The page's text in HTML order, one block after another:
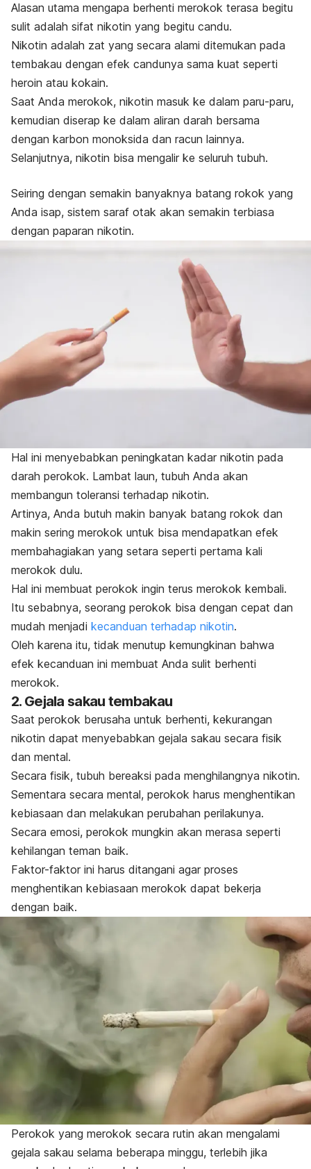
Alasan utama mengapa berhenti merokok terasa begitu
sulit adalah sifat nikotin yang begitu candu.
Nikotin adalah zat yang secara alami ditemukan pada
tembakau dengan efek candunya sama kuat seperti
heroin atau kokain.
Saat Anda merokok, nikotin masuk ke dalam paru-paru,
kemudian diserap ke dalam aliran darah bersama
dengan karbon monoksida dan racun lainnya.
Selanjutnya, nikotin bisa mengalir ke seluruh tubuh.
Seiring dengan semakin banyaknya batang rokok yang
Anda isap, sistem saraf otak akan semakin terbiasa
dengan paparan nikotin.
Hal ini menyebabkan peningkatan kadar nikotin pada
darah perokok. Lambat laun, tubuh Anda akan
membangun toleransi terhadap nikotin.
Artinya, Anda butuh makin banyak batang rokok dan
makin sering merokok untuk bisa mendapatkan efek
membahagiakan yang setara seperti pertama kali
merokok dulu.
Hal ini membuat perokok ingin terus merokok kembali.
Itu sebabnya, seorang perokok bisa dengan cepat dan
mudah menjadi kecanduan terhadap nikotin.
Oleh karena itu, tidak menutup kemungkinan bahwa
efek kecanduan ini membuat Anda sulit berhenti
merokok.
2. Gejala sakau tembakau
Saat perokok berusaha untuk berhenti, kekurangan
nikotin dapat menyebabkan gejala sakau secara fisik
dan mental.
Secara fisik, tubuh bereaksi pada menghilangnya nikotin.
Sementara secara mental, perokok harus menghentikan
kebiasaan dan melakukan perubahan perilakunya.
Secara emosi, perokok mungkin akan merasa seperti
kehilangan teman baik.
Faktor-faktor ini harus ditangani agar proses
menghentikan kebiasaan merokok dapat bekerja
dengan baik.
Perokok yang merokok secara rutin akan mengalami
gejala sakau selama beberapa minggu, terlebih jika